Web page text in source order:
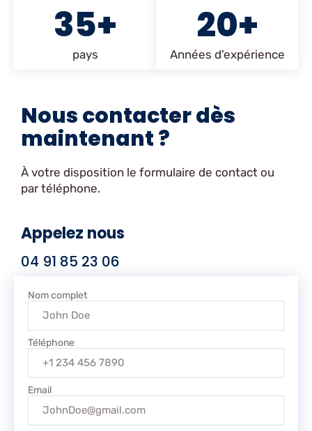
35+
pays
20+
Années d'expérience
Nous contacter dès
maintenant ?
À votre disposition le formulaire de contact ou
par téléphone.
Appelez nous
04 91 85 23 06
Nom complet
Téléphone
Email